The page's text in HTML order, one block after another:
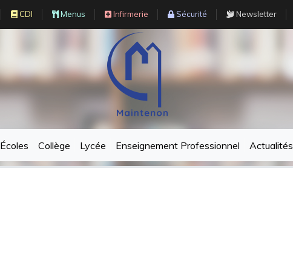
CDI Menus Infirmerie Sécurité Newsletter
Écoles Collège Lycée Enseignement Professionnel Actualités